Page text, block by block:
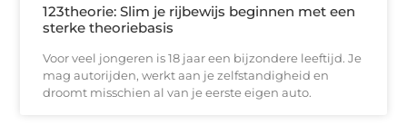
123theorie: Slim je rijbewijs beginnen met een
sterke theoriebasis
Voor veel jongeren is 18 jaar een bijzondere leeftijd. Je
mag autorijden, werkt aan je zelfstandigheid en
droomt misschien al van je eerste eigen auto.